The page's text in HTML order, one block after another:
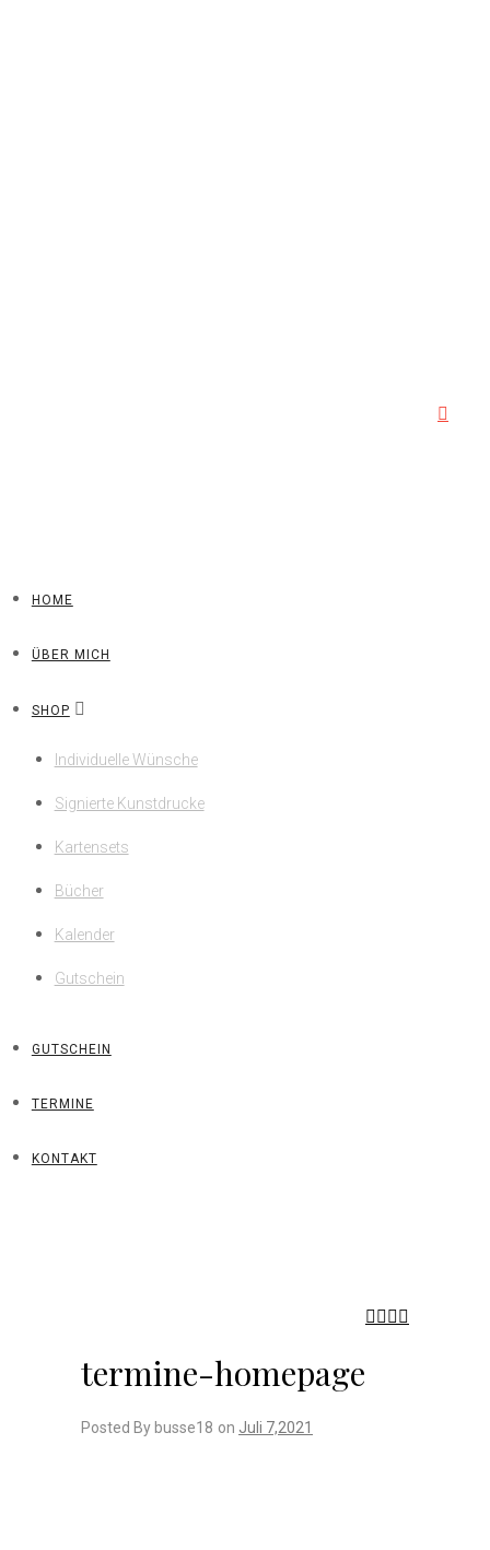
HOME
ÜBER MICH
SHOP
Individuelle Wünsche
Signierte Kunstdrucke
Kartensets
Bücher
Kalender
Gutschein
GUTSCHEIN
TERMINE
KONTAKT
termine-homepage
Posted By busse18 on Juli 7,2021